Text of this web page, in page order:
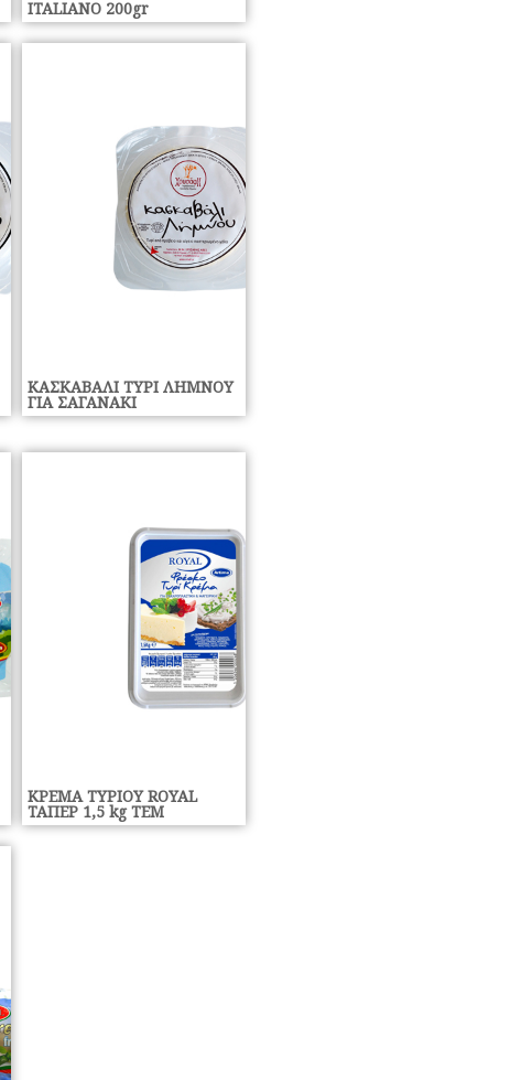
ITALIANO 200gr
ΚΑΣΚΑΒΑΛΙ ΤΥΡΙ ΛΗΜΝΟΥ
ΓΙΑ ΣΑΓΑΝΑΚΙ
ΚΡΕΜΑ ΤΥΡΙΟΥ ROYAL
ΤΑΠΕΡ 1,5 kg ΤΕΜ